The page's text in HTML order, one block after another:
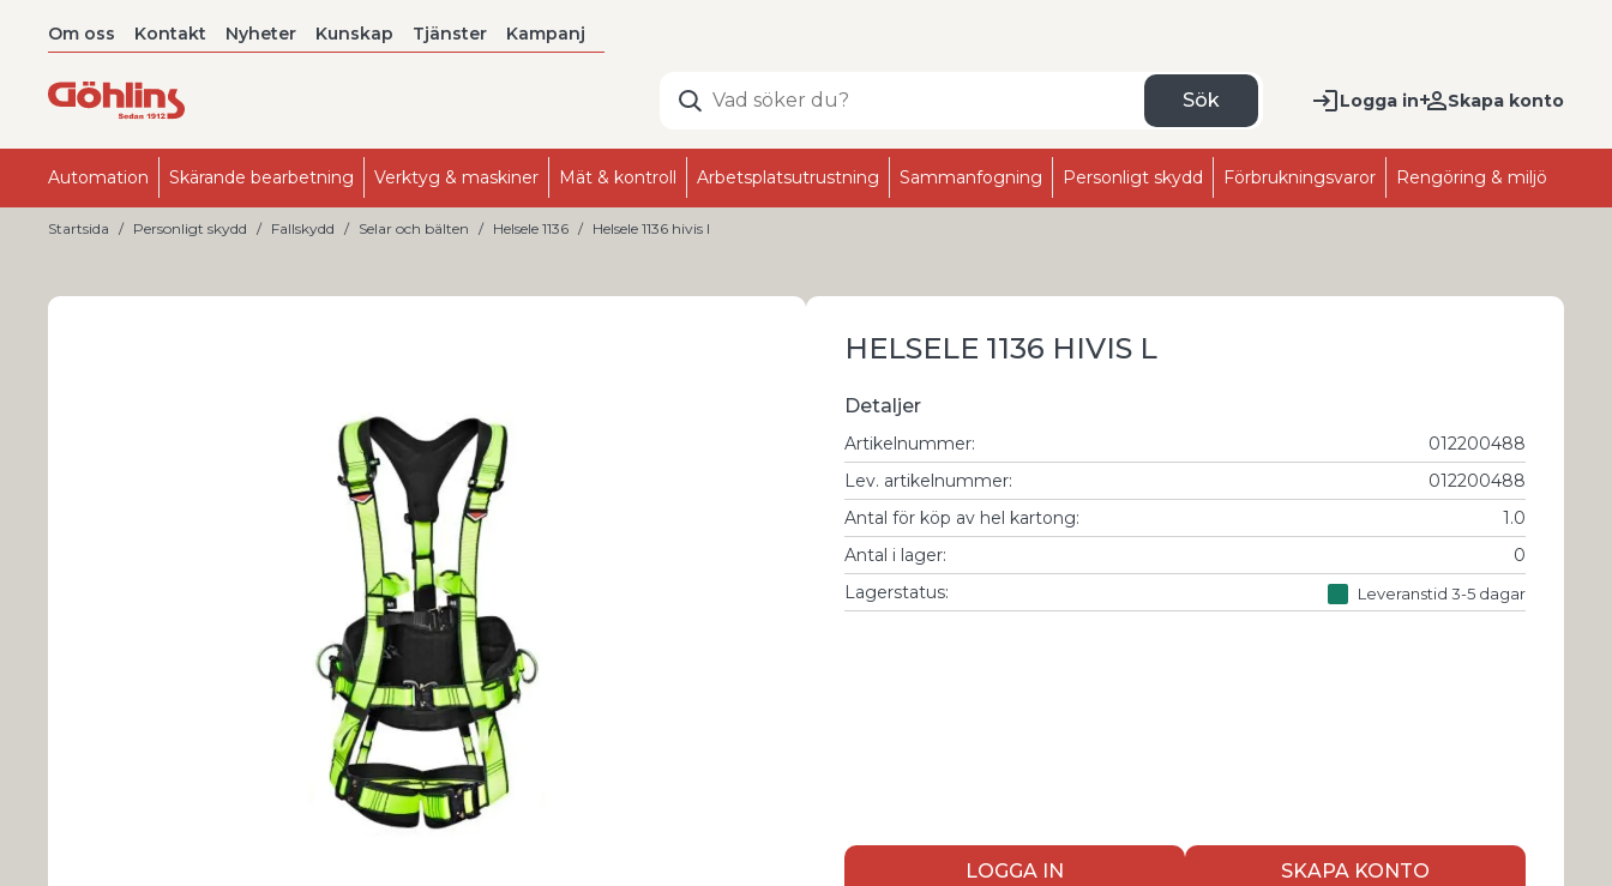
Om oss Kontakt Nyheter Kunskap Tjänster Kampanj
Sök Logga in Skapa konto
Automation Skärande bearbetning Verktyg & maskiner Mät & kontroll Arbetsplatsutrustning Sammanfogning Personligt skydd Förbrukningsvaror Rengöring & miljö
Startsida Personligt skydd Fallskydd Selar och bälten Helsele 1136 Helsele 1136 hivis l
HELSELE 1136 HIVIS L
Detaljer
Artikelnummer:
012200488
Lev. artikelnummer:
012200488
Antal för köp av hel kartong:
1.0
Antal i lager:
0
Lagerstatus:
Leveranstid 3-5 dagar
LOGGA IN SKAPA KONTO